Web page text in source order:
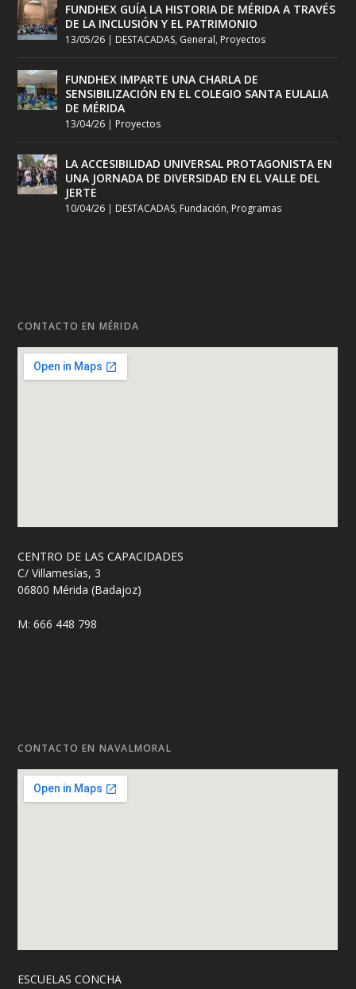
FUNDHEX GUÍA LA HISTORIA DE MÉRIDA A TRAVÉS
DE LA INCLUSIÓN Y EL PATRIMONIO
13/05/26 | DESTACADAS, General, Proyectos
FUNDHEX IMPARTE UNA CHARLA DE
SENSIBILIZACIÓN EN EL COLEGIO SANTA EULALIA
DE MÉRIDA
13/04/26 | Proyectos
LA ACCESIBILIDAD UNIVERSAL PROTAGONISTA EN
UNA JORNADA DE DIVERSIDAD EN EL VALLE DEL
JERTE
10/04/26 | DESTACADAS, Fundación, Programas
CONTACTO EN MÉRIDA
CENTRO DE LAS CAPACIDADES
C/ Villamesías, 3
06800 Mérida (Badajoz)
M: 666 448 798
CONTACTO EN NAVALMORAL
ESCUELAS CONCHA